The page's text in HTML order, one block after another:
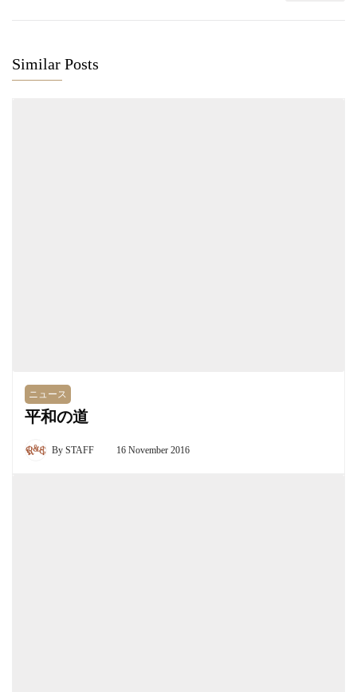
Similar Posts
ニュース
平和の道
By STAFF 16 November 2016